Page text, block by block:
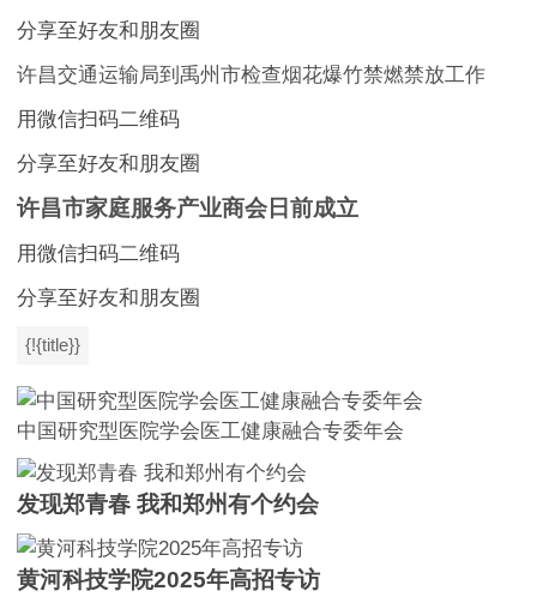
分享至好友和朋友圈
许昌交通运输局到禹州市检查烟花爆竹禁燃禁放工作
用微信扫码二维码
分享至好友和朋友圈
许昌市家庭服务产业商会日前成立
用微信扫码二维码
分享至好友和朋友圈
{!{title}}
中国研究型医院学会医工健康融合专委年会
发现郑青春 我和郑州有个约会
黄河科技学院2025年高招专访